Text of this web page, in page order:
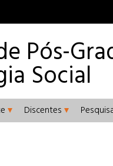
Pós-
Social
Discentes